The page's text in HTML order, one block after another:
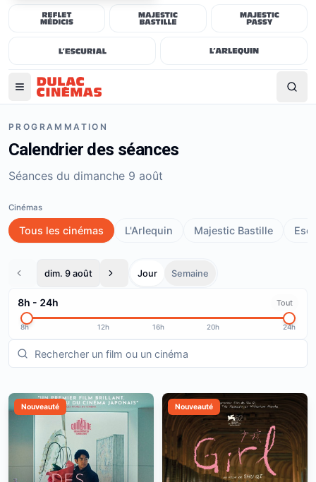
PROGRAMMATION
Calendrier des séances
Séances du dimanche 9 août
dim. 9 août Jour Semaine
8h - 24h Tout
8h 12h 16h 20h 24h
Cinémas
Tous les cinémas L'Arlequin Majestic Bastille
Nouveauté Nouveauté